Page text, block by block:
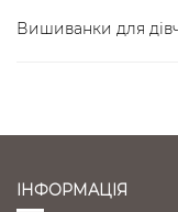
Вишиванки для
ІНФОРМАЦІЯ